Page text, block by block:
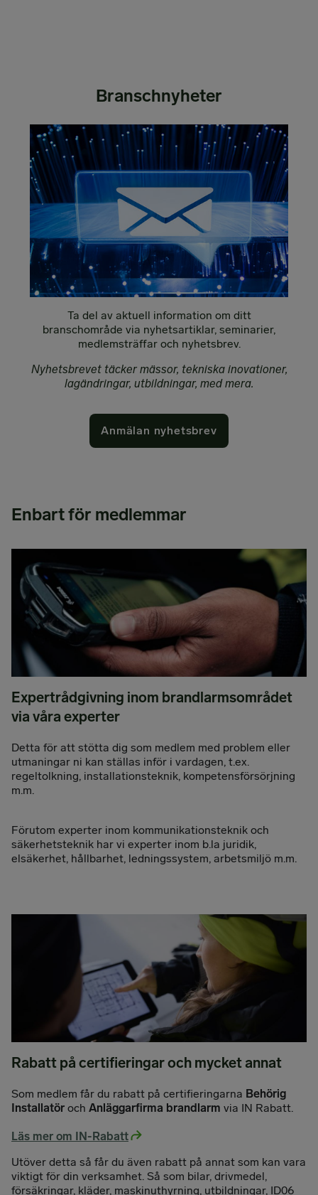
Branschnyheter
Ta del av aktuell information om ditt
branschområde via nyhetsartiklar, seminarier,
medlemsträffar och nyhetsbrev.
Nyhetsbrevet täcker mässor, tekniska inovationer,
lagändringar, utbildningar, med mera.
Anmälan nyhetsbrev
Enbart för medlemmar
Expertrådgivning inom brandlarmsområdet
via våra experter
Detta för att stötta dig som medlem med problem eller
utmaningar ni kan ställas inför i vardagen, t.ex.
regeltolkning, installationsteknik, kompetensförsörjning
m.m.
Förutom experter inom kommunikationsteknik och
säkerhetsteknik har vi experter inom b.la juridik,
elsäkerhet, hållbarhet, ledningssystem, arbetsmiljö m.m.
Rabatt på certifieringar och mycket annat
Som medlem får du rabatt på certifieringarna Behörig
Installatör och Anläggarfirma brandlarm via IN Rabatt.
Läs mer om IN-Rabatt
Utöver detta så får du även rabatt på annat som kan vara
viktigt för din verksamhet. Så som bilar, drivmedel,
försäkringar, kläder, maskinuthyrning, utbildningar, ID06